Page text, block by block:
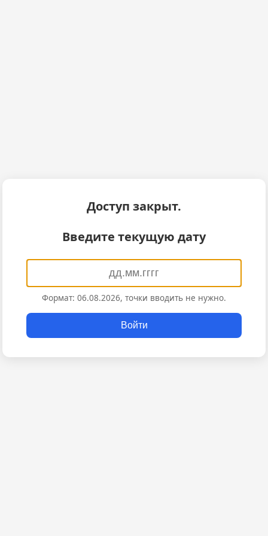
Доступ закрыт.
Введите текущую дату
Формат: 06.08.2026, точки вводить не нужно.
Войти